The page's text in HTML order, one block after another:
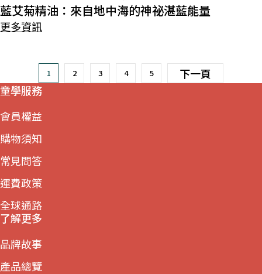
藍艾菊精油：來自地中海的神祕湛藍能量
更多資訊
1 2 3 4 5
下一頁
童學服務
會員權益
購物須知
常見問答
運費政策
全球通路
了解更多
品牌故事
產品總覽